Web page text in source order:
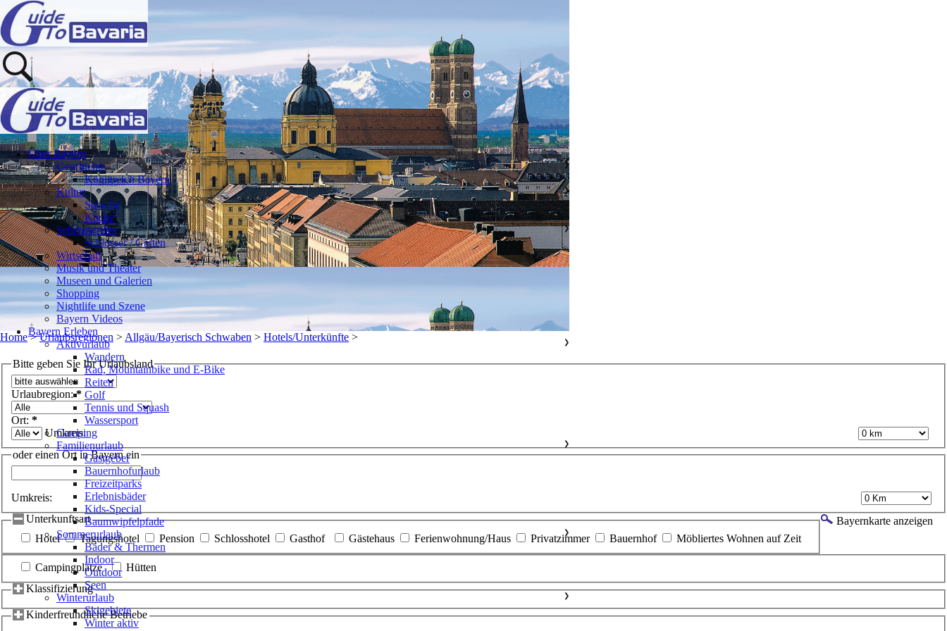
Home>Urlaubsregionen > Allgäu/Bayerisch Schwaben > Hotels/Unterkünfte >
Bitte geben Sie Ihr Urlaubsland
Urlaubregion:*
Ort: *
Umkreis:
oder einen Ort in Bayern ein
Umkreis:
Bayernkarte anzeigen
Unterkunftsart
Hotel
Tagungshotel Pension Schlosshotel Gasthof Gästehaus Ferienwohnung/Haus Privatzimmer Bauernhof Möbliertes Wohnen auf Zeit
Campingplätze
Hütten
Klassifizierung
Kinderfreundliche Betriebe
Über Bayern
Geschichte
❯
Königreich Bayern
Kultur
❯
Sprache
Küche
Sehenswertes
❯
Schlösser / Gärten
Wirtschaft
Musik und Theater
Museen und Galerien
Shopping
Nightlife und Szene
Bayern Videos
Bayern Erleben
Aktivurlaub
❯
Wandern
Rad, Mountainbike und E-Bike
Reiten
Golf
Tennis und Squash
Wassersport
Camping
Familienurlaub
❯
Gastgeber
Bauernhofurlaub
Freizeitparks
Erlebnisbäder
Kids-Special
Baumwipfelpfade
Sommerurlaub
❯
Bäder & Thermen
Indoor
Outdoor
Seen
Winterurlaub
❯
Skigebiete
Winter aktiv